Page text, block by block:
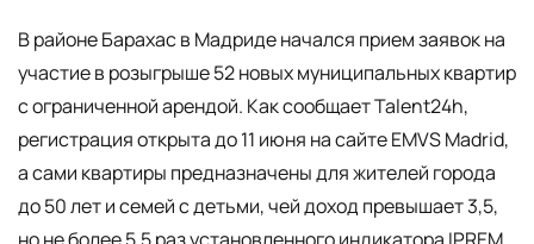
В районе Барахас в Мадриде начался прием заявок на
участие в розыгрыше 52 новых муниципальных квартир
с ограниченной арендой. Как сообщает Talent24h,
регистрация открыта до 11 июня на сайте EMVS Madrid,
а сами квартиры предназначены для жителей города
до 50 лет и семей с детьми, чей доход превышает 3,5,
но не более 5,5 раз установленного индикатора IPREM.